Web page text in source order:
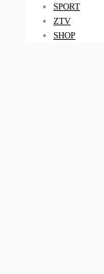
SPORT
ZTV
SHOP